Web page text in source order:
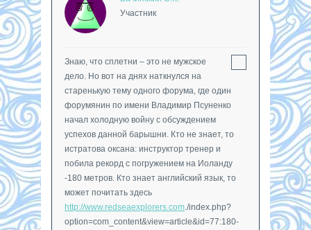
Участник
Знаю, что сплетни – это не мужское
дело. Но вот на днях наткнулся на
старенькую тему одного форума, где один
форумянин по имени Владимир Псуненко
начал холодную войну с обсуждением
успехов данной барышни. Кто не знает, то
истратова оксана: инструктор тренер и
побила рекорд с погружением на Иоланду
-180 метров. Кто знает английский язык, то
может почитать здесь
http://www.redseaexplorers.com ./index.php?
option=com_content&view=article&id=77:180-